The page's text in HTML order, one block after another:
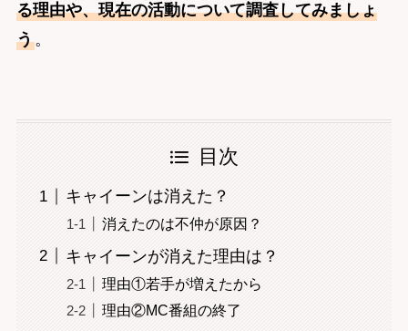
る理由や、現在の活動について調査してみましょ
う。
目次
キャイーンは消えた？
消えたのは不仲が原因？
キャイーンが消えた理由は？
理由①若手が増えたから
理由②MC番組の終了